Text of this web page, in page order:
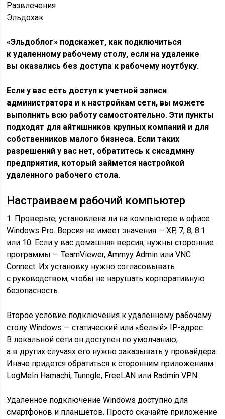
Развлечения
Эльдохак
«Эльдоблог» подскажет, как подключиться
к удаленному рабочему столу, если на удаленке
вы оказались без доступа к рабочему ноутбуку.
Если у вас есть доступ к учетной записи
администратора и к настройкам сети, вы можете
выполнить всю работу самостоятельно. Эти пункты
подходят для айтишников крупных компаний и для
собственников малого бизнеса. Если таких
разрешений у вас нет, обратитесь к сисадмину
предприятия, который займется настройкой
удаленного рабочего стола.
Настраиваем рабочий компьютер
1. Проверьте, установлена ли на компьютере в офисе
Windows Pro. Версия не имеет значения — XP, 7, 8, 8.1
или 10. Если у вас домашняя версия, нужны сторонние
программы — TeamViewer, Ammyy Admin или VNC
Connect. Их установку нужно согласовывать
с руководством, чтобы не нарушать корпоративную
безопасность.
Второе условие подключения к удаленному рабочему
столу Windows — статический или «белый» IP-адрес.
В локальной сети он доступен по умолчанию,
а в других случаях его нужно заказывать у провайдера.
Иначе придется обратиться к сторонним приложениям:
LogMeIn Hamachi, Tunngle, FreeLAN или Radmin VPN.
Удаленное подключение Windows доступно для
смартфонов и планшетов. Просто скачайте приложение